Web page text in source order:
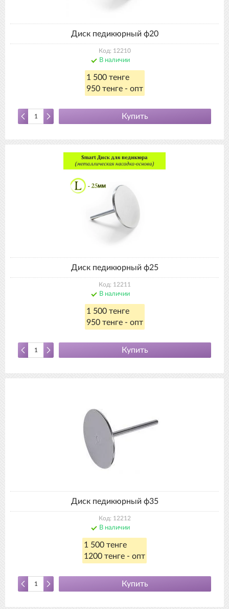
Диск педикюрный ф20
Код: 12210
В наличии
1 500 тенге
950 тенге - опт
Купить
Диск педикюрный ф25
Код: 12211
В наличии
1 500 тенге
950 тенге - опт
Купить
Диск педикюрный ф35
Код: 12212
В наличии
1 500 тенге
1200 тенге - опт
Купить